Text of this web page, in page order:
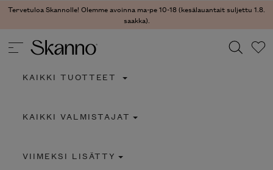
Tervetuloa Skannolle! Olemme avoinna ma-pe 10-18 (kesälauantait suljettu 1.8.
saakka).
Type 2 or more characters for results.
KAIKKI TUOTTEET
KAIKKI VALMISTAJAT
VIIMEKSI LISÄTTY